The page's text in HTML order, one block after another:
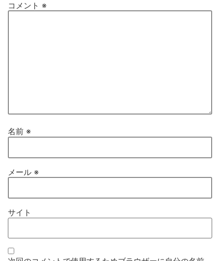
コメント ※
名前 ※
メール ※
サイト